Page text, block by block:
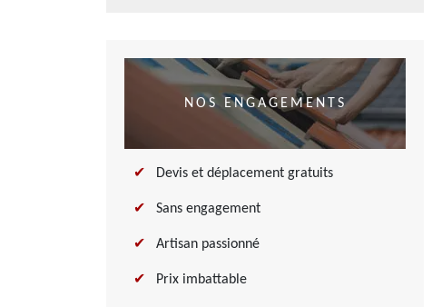
NOS ENGAGEMENTS
Devis et déplacement gratuits
Sans engagement
Artisan passionné
Prix imbattable